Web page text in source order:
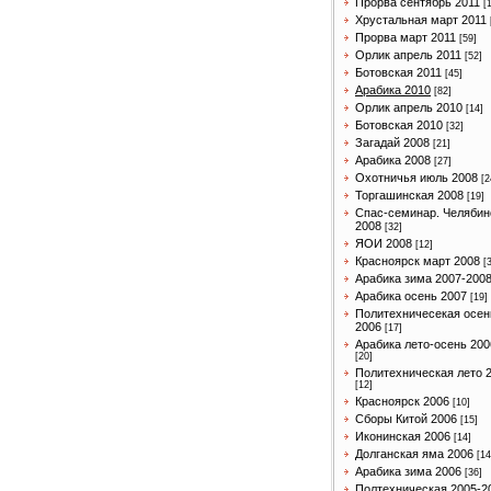
Хрустальная март 2011
Прорва март 2011 [59]
Орлик апрель 2011 [52]
Ботовская 2011 [45]
Арабика 2010 [82]
Орлик апрель 2010 [14]
Ботовская 2010 [32]
Загадай 2008 [21]
Арабика 2008 [27]
Охотничья июль 2008
Торгашинская 2008 [19]
Спас-семинар.
2008 [32]
ЯОИ 2008 [12]
Красноярск март 2008
Арабика зима 2007-2008
Арабика осень 2007 [19]
Политехничесекая
2006 [17]
Арабика лето-осень
[20]
Политехническая лето
[12]
Красноярск 2006 [10]
Сборы Китой 2006 [15]
Иконинская 2006 [14]
Долганская яма 2006 [14]
Арабика зима 2006 [36]